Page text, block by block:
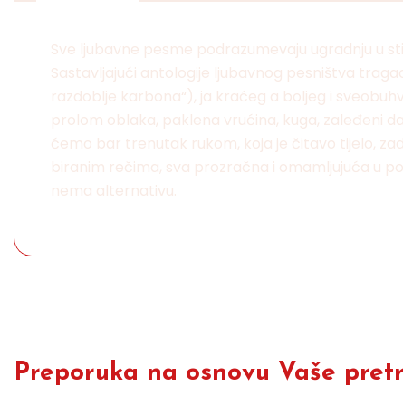
Sve ljubavne pesme podrazumevaju ugradnju u
Sastavljajući antologije ljubavnog pesništva
razdoblje karbona“), ja kraćeg a boljeg i
prolom oblaka, paklena vrućina, kuga, zaleđeni
ćemo bar trenutak rukom, koja je čitavo tijelo,
biranim rečima, sva prozračna i omamljujuća u
nema alternativu.
Preporuka na osnovu Vaše